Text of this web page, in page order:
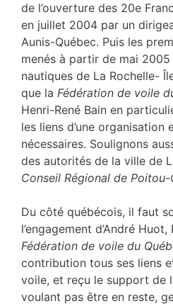
de l’ouverture des 20e
en juillet 2004 par un
Aunis-Québec. Puis les
menés à partir de mai
nautiques de La Rochelle-
que la Fédération de voile
Henri-René Bain en
les liens d’une organisation
nécessaires. Soulignons
des autorités de la ville de
Conseil Régional de
Du côté québécois, il faut
l’engagement d’André
Fédération de voile du
contribution tous ses liens
voile, et reçu le support de
voulant pas être en reste,